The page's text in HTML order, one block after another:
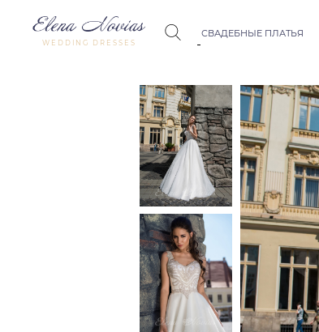
WEDDING DRESSES
СВАДЕБНЫЕ ПЛАТЬЯ
Seville
Thessaloniki
Athens
Melody
Vienna
Dubai Couture
Rome